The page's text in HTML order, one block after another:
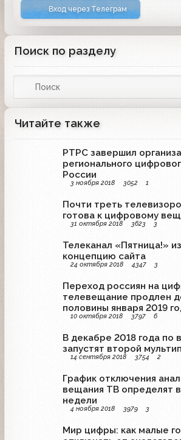
Вход через Телеграм
Поиск по разделу
Читайте также
РТРС завершил
регионального
России
3 ноября 2018 3052 1
Почти треть
готова к цифровому
31 октября 2018 3623 3
Телеканал «Пятница!»
концепцию сайта
24 октября 2018 4347 3
Переход россиян на
телевещание продлен
половины января 2019
10 октября 2018 3797 6
В декабре 2018 года по
запустят второй
14 сентября 2018 3754 2
График отключения
вещания ТВ определят
недели
4 ноября 2018 3979 3
Мир цифры: как малые